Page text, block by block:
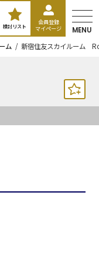
検討リスト
会員登録
マイページ
MENU
ム 新宿住友スカイルーム